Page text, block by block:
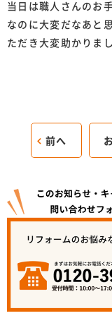
当日は職人さんのお
なのに大変だなあと
ただき大変助かりま
前へ